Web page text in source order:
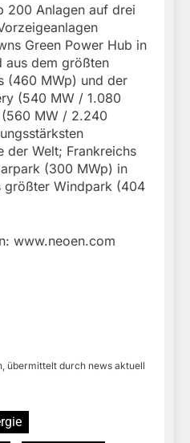
200 Anlagen auf drei
Green Power Hub in
aus dem größten
(460 MWp) und der
(540 MW / 1.080
MW / 2.240
der Welt; Frankreichs
(300 MWp) in
größter Windpark (404
www.neoen.com
übermittelt durch news aktuell